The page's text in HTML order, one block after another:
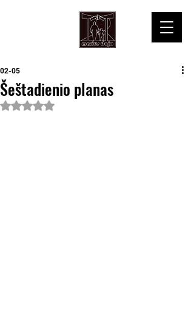
Šeštadienio planas
02-05
Įvertinta NaN iš 5 žvaigždučių.